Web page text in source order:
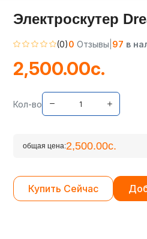
Электроскутер
(0)0 Отзывы 97 в
2,500.00с.
Кол-во
общая цена:2,500.00с.
Купить Сейчас